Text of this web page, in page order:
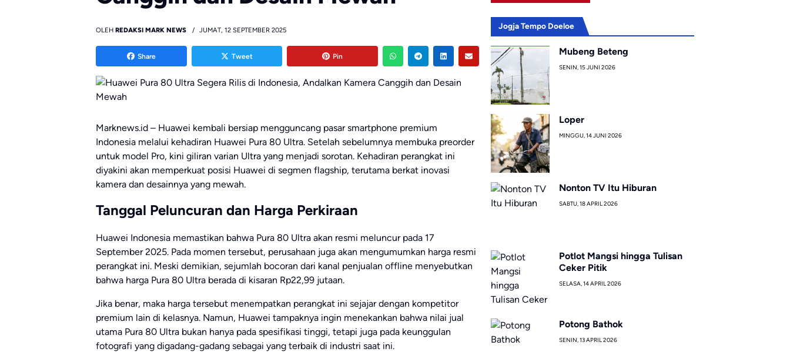
OLEH REDAKSI MARK NEWS JUMAT, 12 SEPTEMBER 2025
Share Tweet Pin
Marknews.id – Huawei kembali bersiap mengguncang pasar smartphone premium
Indonesia melalui kehadiran Huawei Pura 80 Ultra. Setelah sebelumnya membuka preorder
untuk model Pro, kini giliran varian Ultra yang menjadi sorotan. Kehadiran perangkat ini
diyakini akan memperkuat posisi Huawei di segmen flagship, terutama berkat inovasi
kamera dan desainnya yang mewah.
Tanggal Peluncuran dan Harga Perkiraan
Huawei Indonesia memastikan bahwa Pura 80 Ultra akan resmi meluncur pada 17
September 2025. Pada momen tersebut, perusahaan juga akan mengumumkan harga resmi
perangkat ini. Meski demikian, sejumlah bocoran dari kanal penjualan offline menyebutkan
bahwa harga Pura 80 Ultra berada di kisaran Rp22,99 jutaan.
Jika benar, maka harga tersebut menempatkan perangkat ini sejajar dengan kompetitor
premium lain di kelasnya. Namun, Huawei tampaknya ingin menekankan bahwa nilai jual
utama Pura 80 Ultra bukan hanya pada spesifikasi tinggi, tetapi juga pada keunggulan
fotografi yang digadang-gadang sebagai yang terbaik di industri saat ini.
Jogja Tempo Doeloe
Mubeng Beteng
SENIN, 15 JUNI 2026
Loper
MINGGU, 14 JUNI 2026
Nonton TV Itu Hiburan
SABTU, 18 APRIL 2026
Potlot Mangsi hingga Tulisan
Ceker Pitik
SELASA, 14 APRIL 2026
Potong Bathok
SENIN, 13 APRIL 2026